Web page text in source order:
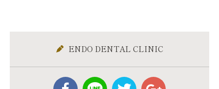
ENDO DENTAL CLINIC